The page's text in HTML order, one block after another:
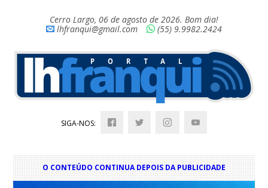
Cerro Largo, 06 de agosto de 2026. Bom dia!
lhfranqui@gmail.com
(55) 9.9982.2424
SIGA-NOS:
O CONTEÚDO CONTINUA DEPOIS DA PUBLICIDADE